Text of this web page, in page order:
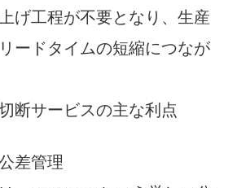
げ工程が不要となり、生産
ードタイムの​​短縮につなが
断サービスの主な利点
差管理